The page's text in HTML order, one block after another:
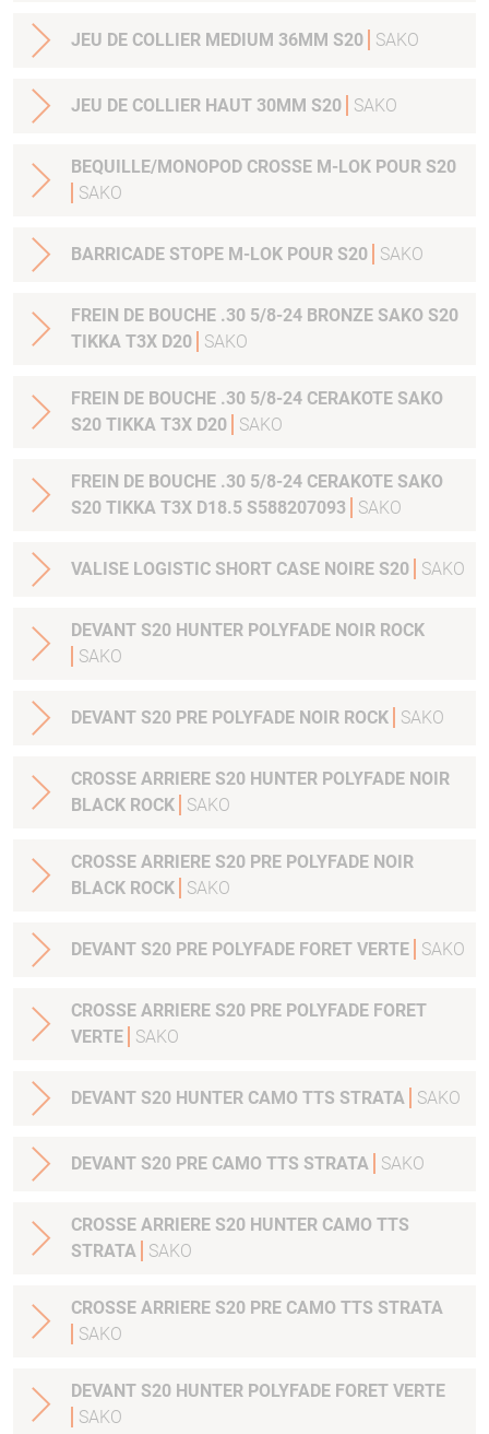
JEU DE COLLIER MEDIUM 36MM S20 SAKO
JEU DE COLLIER HAUT 30MM S20 SAKO
BEQUILLE/MONOPOD CROSSE M-LOK POUR S20
SAKO
BARRICADE STOPE M-LOK POUR S20 SAKO
FREIN DE BOUCHE .30 5/8-24 BRONZE SAKO S20
TIKKA T3X D20
SAKO
FREIN DE BOUCHE .30 5/8-24 CERAKOTE SAKO
S20 TIKKA T3X D20
SAKO
FREIN DE BOUCHE .30 5/8-24 CERAKOTE SAKO
S20 TIKKA T3X D18.5 S588207093
SAKO
VALISE LOGISTIC SHORT CASE NOIRE S20 SAKO
DEVANT S20 HUNTER POLYFADE NOIR ROCK
SAKO
DEVANT S20 PRE POLYFADE NOIR ROCK SAKO
CROSSE ARRIERE S20 HUNTER POLYFADE NOIR
BLACK ROCK
SAKO
CROSSE ARRIERE S20 PRE POLYFADE NOIR
BLACK ROCK
SAKO
DEVANT S20 PRE POLYFADE FORET VERTE SAKO
CROSSE ARRIERE S20 PRE POLYFADE FORET
VERTE
SAKO
DEVANT S20 HUNTER CAMO TTS STRATA SAKO
DEVANT S20 PRE CAMO TTS STRATA SAKO
CROSSE ARRIERE S20 HUNTER CAMO TTS
STRATA
SAKO
CROSSE ARRIERE S20 PRE CAMO TTS STRATA
SAKO
DEVANT S20 HUNTER POLYFADE FORET VERTE
SAKO